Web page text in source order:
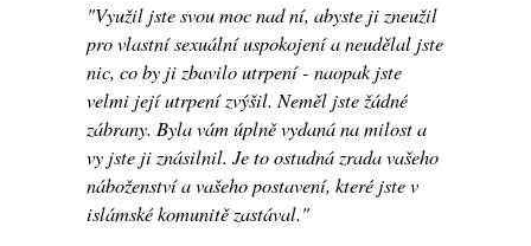
"Využil jste svou moc nad ní, abyste ji zneužil
pro vlastní sexuální uspokojení a neudělal jste
nic, co by ji zbavilo utrpení - naopak jste
velmi její utrpení zvýšil. Neměl jste žádné
zábrany. Byla vám úplně vydaná na milost a
vy jste ji znásilnil. Je to ostudná zrada vašeho
náboženství a vašeho postavení, které jste v
islámské komunitě zastával."